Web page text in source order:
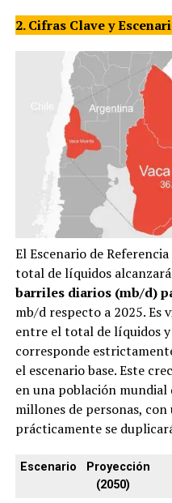
2. Cifras Clave y
El Escenario de
total de líquidos
barriles diarios (mb/d)
mb/d respecto a 2025. Es
entre el total de líquidos
corresponde
el escenario base. Este
en una población mundial
millones de personas,
prácticamente se
Escenario
Proyección
(2050)